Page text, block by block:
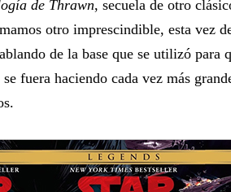
de Thrawn, secuela de otro
otro imprescindible, esta vez
de la base que se utilizó para
se fuera haciendo cada vez más